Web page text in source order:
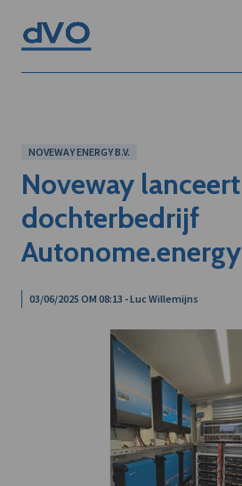
NOVEWAY ENERGY B.V.
Noveway lanceert
dochterbedrijf
Autonome.energy
03/06/2025 OM 08:13 - Luc Willemijns